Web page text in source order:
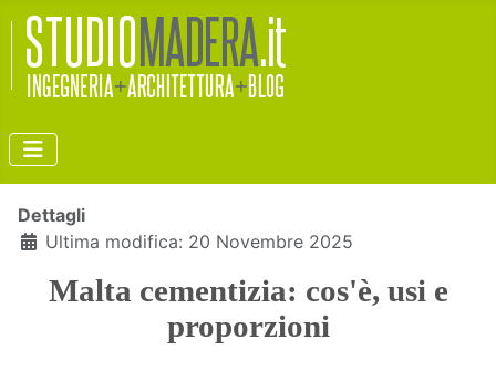
Dettagli
Ultima modifica: 20 Novembre 2025
Malta cementizia: cos'è, usi e
proporzioni